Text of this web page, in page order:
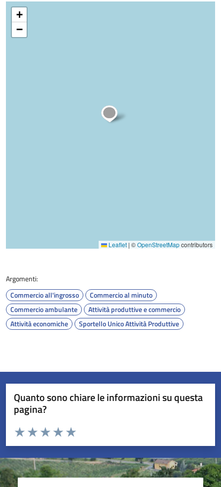
+
−
Leaflet | ©OpenStreetMapcontributors
Argomenti:
Commercio all'ingrosso
Commercio al minuto
Commercio ambulante
Attività produttive e commercio
Attività economiche
Sportello Unico Attività Produttive
Quanto sono chiare le informazioni su questa
pagina?
Valuta da 1 a 5 stelle la pagina
Valuta 5 stelle su 5
Valuta 4 stelle su 5
Valuta 3 stelle su 5
Valuta 2 stelle su 5
Valuta 1 stelle su 5